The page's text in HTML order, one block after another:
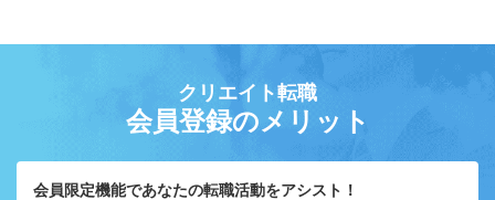
クリエイト転職
会員登録のメリット
会員限定機能であなたの転職活動をアシスト！